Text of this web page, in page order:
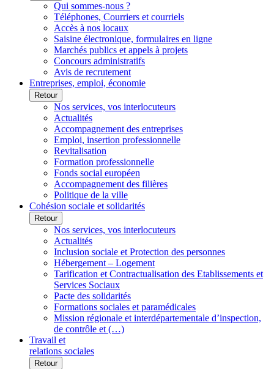
Qui sommes-nous ?
Téléphones, Courriers et courriels
Accès à nos locaux
Saisine électronique, formulaires en ligne
Marchés publics et appels à projets
Concours administratifs
Avis de recrutement
Entreprises, emploi, économie
Retour
Nos services, vos interlocuteurs
Actualités
Accompagnement des entreprises
Emploi, insertion professionnelle
Revitalisation
Formation professionnelle
Fonds social européen
Accompagnement des filières
Politique de la ville
Cohésion sociale et solidarités
Retour
Nos services, vos interlocuteurs
Actualités
Inclusion sociale et Protection des personnes
Hébergement – Logement
Tarification et Contractualisation des Etablissements et
Services Sociaux
Pacte des solidarités
Formations sociales et paramédicales
Mission régionale et interdépartementale d’inspection,
de contrôle et (…)
Travail et
relations sociales
Retour